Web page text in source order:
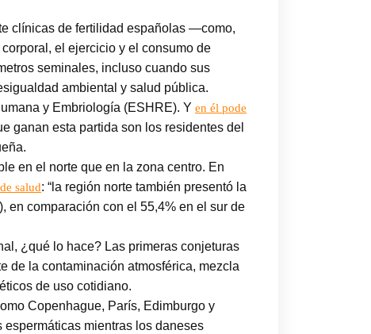
clínicas de fertilidad españolas —como,
el ejercicio y el consumo de
seminales, incluso cuando sus
ambiental y salud pública.
y Embriología (ESHRE). Y en él pode
ganan esta partida son los residentes del
en el norte que en la zona centro. En
salud: “la región norte también presentó la
en comparación con el 55,4% en el sur de
¿qué lo hace? Las primeras conjeturas
de la contaminación atmosférica, mezcla
de uso cotidiano.
Copenhague, París, Edimburgo y
mientras los daneses